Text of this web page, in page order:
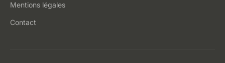
Mentions légales
Contact